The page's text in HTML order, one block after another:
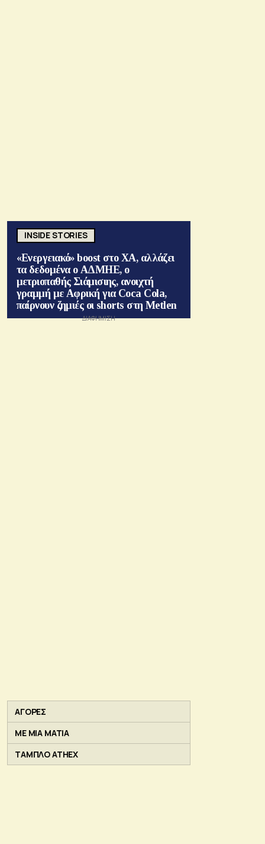
INSIDE STORIES
«Ενεργειακό» boost στο ΧΑ, αλλάζει
τα δεδομένα ο ΑΔΜΗΕ, ο
μετριοπαθής Σιάμισιης, ανοιχτή
γραμμή με Αφρική για Coca Cola,
παίρνουν ζημιές οι shorts στη Metlen
ΑΓΟΡΕΣ
ΜΕ ΜΙΑ ΜΑΤΙΑ
ΤΑΜΠΛΟ ATHEX